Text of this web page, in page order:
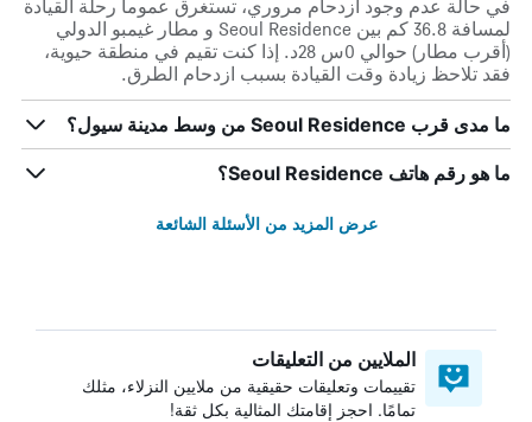
في حالة عدم وجود ازدحام مروري، تستغرق عموماً رحلة القيادة
لمسافة 36.8 كم بين Seoul Residence و مطار غيمبو الدولي
(أقرب مطار) حوالي 0س 28د. إذا كنت تقيم في منطقة حيوية،
فقد تلاحظ زيادة وقت القيادة بسبب ازدحام الطرق.
ما مدى قرب Seoul Residence من وسط مدينة سيول؟
ما هو رقم هاتف Seoul Residence؟
عرض المزيد من الأسئلة الشائعة
الملايين من التعليقات
تقييمات وتعليقات حقيقية من ملايين النزلاء، مثلك
تمامًا. احجز إقامتك المثالية بكل ثقة!